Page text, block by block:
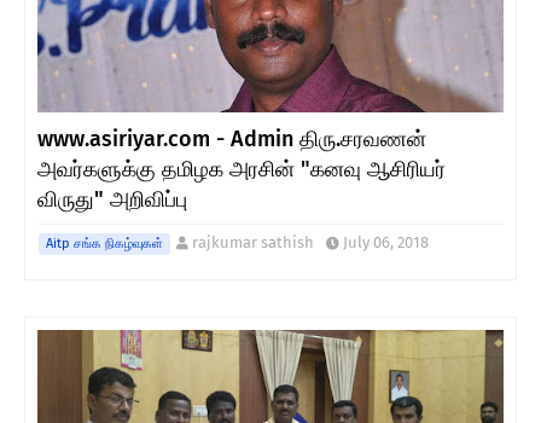
www.asiriyar.com - Admin திரு.சரவணன்
அவர்களுக்கு தமிழக அரசின் "கனவு ஆசிரியர்
விருது" அறிவிப்பு
Aitp சங்க நிகழ்வுகள் rajkumar sathish July 06, 2018